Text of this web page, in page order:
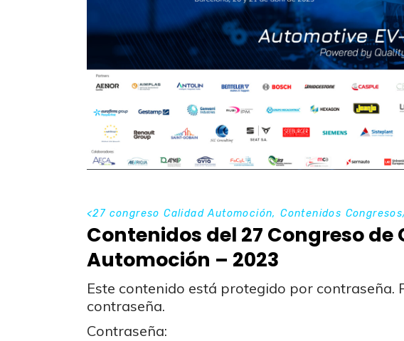
<27 congreso Calidad Automoción,Contenidos Congresos
Contenidos del 27 Congreso de
Automoción – 2023
Este contenido está protegido por contraseña.
contraseña.
Contraseña: